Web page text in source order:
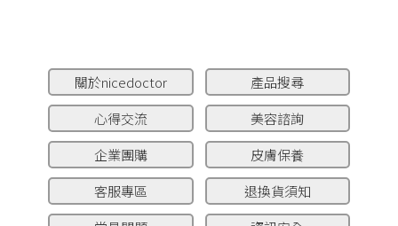
關於nicedoctor
產品搜尋
心得交流
美容諮詢
企業團購
皮膚保養
客服專區
退換貨須知